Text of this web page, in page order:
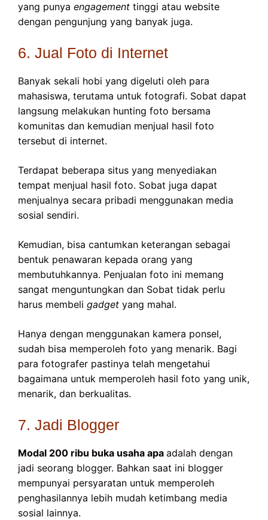
yang punya engagement tinggi atau website
dengan pengunjung yang banyak juga.
6. Jual Foto di Internet
Banyak sekali hobi yang digeluti oleh para
mahasiswa, terutama untuk fotografi. Sobat dapat
langsung melakukan hunting foto bersama
komunitas dan kemudian menjual hasil foto
tersebut di internet.
Terdapat beberapa situs yang menyediakan
tempat menjual hasil foto. Sobat juga dapat
menjualnya secara pribadi menggunakan media
sosial sendiri.
Kemudian, bisa cantumkan keterangan sebagai
bentuk penawaran kepada orang yang
membutuhkannya. Penjualan foto ini memang
sangat menguntungkan dan Sobat tidak perlu
harus membeli gadget yang mahal.
Hanya dengan menggunakan kamera ponsel,
sudah bisa memperoleh foto yang menarik. Bagi
para fotografer pastinya telah mengetahui
bagaimana untuk memperoleh hasil foto yang unik,
menarik, dan berkualitas.
7. Jadi Blogger
Modal 200 ribu buka usaha apa adalah dengan
jadi seorang blogger. Bahkan saat ini blogger
mempunyai persyaratan untuk memperoleh
penghasilannya lebih mudah ketimbang media
sosial lainnya.